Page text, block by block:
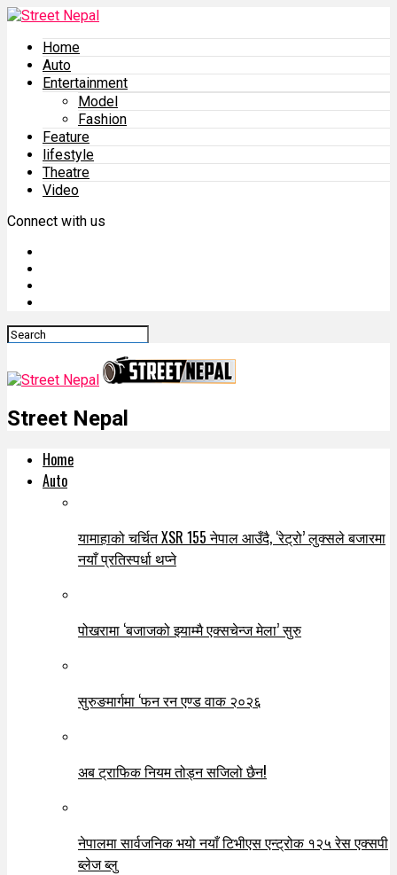
Home
Auto
Entertainment
Model
Fashion
Feature
lifestyle
Theatre
Video
Connect with us
Street Nepal
Home
Auto
यामाहाको चर्चित XSR 155 नेपाल आउँदै, ‘रेट्रो’ लुक्सले बजारमा
नयाँ प्रतिस्पर्धा थप्ने
पोखरामा ‘बजाजको झ्याम्मै एक्सचेन्ज मेला’ सुरु
सुरुङमार्गमा ‘फन रन एण्ड वाक २०२६
अब ट्राफिक नियम तोड्न सजिलो छैन!
नेपालमा सार्वजनिक भयो नयाँ टिभीएस एन्ट्रोक १२५ रेस एक्सपी
ब्लेज ब्लु